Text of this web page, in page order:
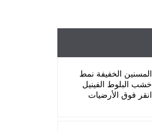
المسنين الخفيفة نمط
خشب البلوط الفينيل
انقر فوق الأرضيات